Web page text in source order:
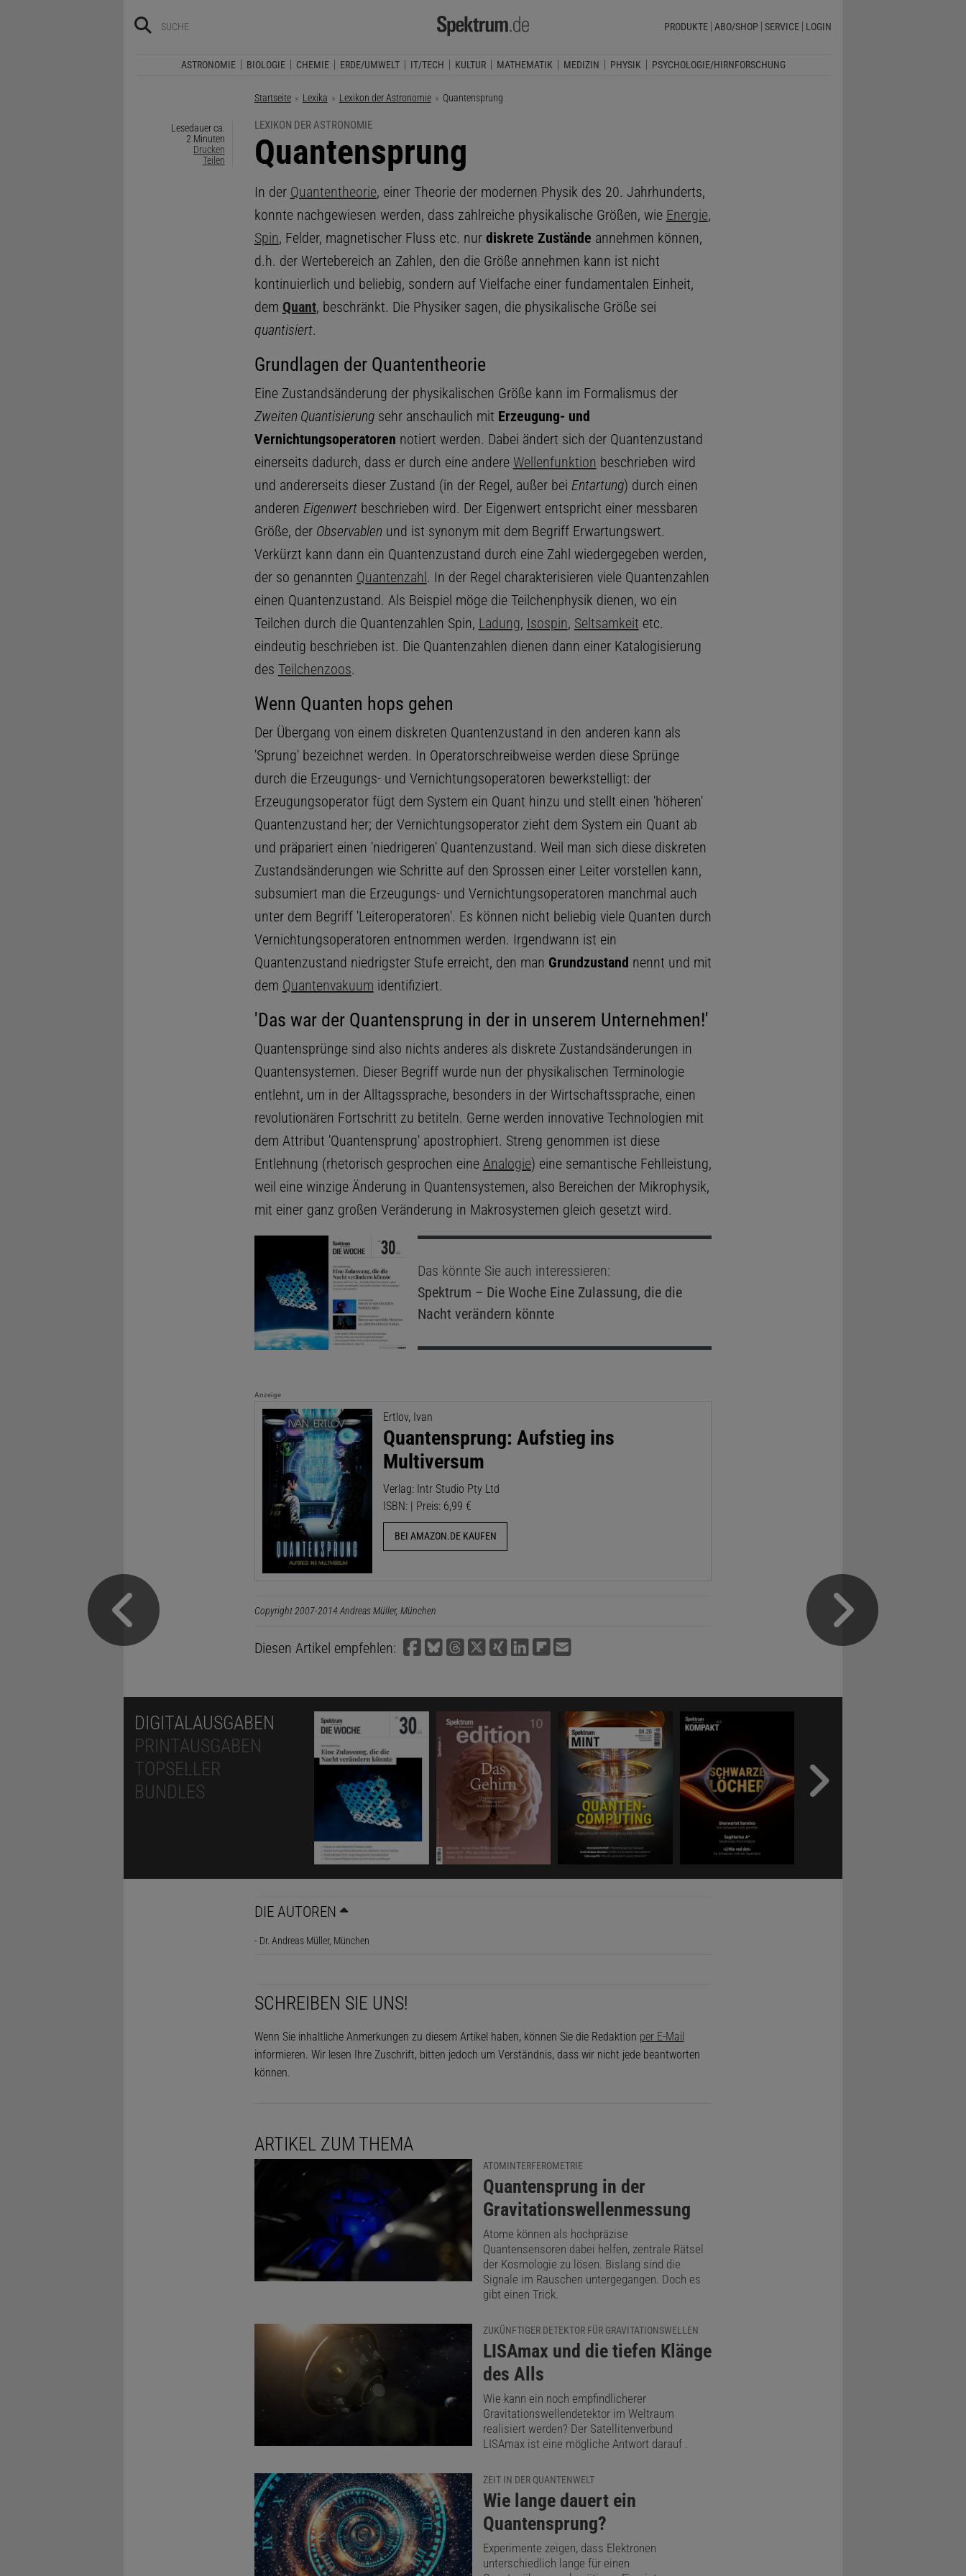
PRODUKTE ABO/SHOP SERVICE LOGIN
ASTRONOMIE BIOLOGIE CHEMIE ERDE/UMWELT IT/TECH KULTUR MATHEMATIK MEDIZIN PHYSIK PSYCHOLOGIE/HIRNFORSCHUNG
Startseite Lexika Lexikon der Astronomie Aktuelle Seite:
Quantensprung
Lesedauer ca.
2 Minuten
Drucken
Teilen
LEXIKON DER ASTRONOMIE
:
Quantensprung
In der Quantentheorie, einer Theorie der modernen Physik des 20. Jahrhunderts,
konnte nachgewiesen werden, dass zahlreiche physikalische Größen, wie Energie,
Spin, Felder, magnetischer Fluss etc. nur diskrete Zustände annehmen können,
d.h. der Wertebereich an Zahlen, den die Größe annehmen kann ist nicht
kontinuierlich und beliebig, sondern auf Vielfache einer fundamentalen Einheit,
dem Quant, beschränkt. Die Physiker sagen, die physikalische Größe sei
quantisiert.
Grundlagen der Quantentheorie
Eine Zustandsänderung der physikalischen Größe kann im Formalismus der
Zweiten Quantisierungsehr anschaulich mit Erzeugung- und
Vernichtungsoperatoren notiert werden. Dabei ändert sich der Quantenzustand
einerseits dadurch, dass er durch eine andere Wellenfunktion beschrieben wird
und andererseits dieser Zustand (in der Regel, außer bei Entartung) durch einen
anderen Eigenwertbeschrieben wird. Der Eigenwert entspricht einer messbaren
Größe, der Observablen und ist synonym mit dem Begriff Erwartungswert.
Verkürzt kann dann ein Quantenzustand durch eine Zahl wiedergegeben werden,
der so genannten Quantenzahl. In der Regel charakterisieren viele Quantenzahlen
einen Quantenzustand. Als Beispiel möge die Teilchenphysik dienen, wo ein
Teilchen durch die Quantenzahlen Spin, Ladung, Isospin, Seltsamkeit etc.
eindeutig beschrieben ist. Die Quantenzahlen dienen dann einer Katalogisierung
des Teilchenzoos.
Wenn Quanten hops gehen
Der Übergang von einem diskreten Quantenzustand in den anderen kann als
'Sprung' bezeichnet werden. In Operatorschreibweise werden diese Sprünge
durch die Erzeugungs- und Vernichtungsoperatoren bewerkstelligt: der
Erzeugungsoperator fügt dem System ein Quant hinzu und stellt einen 'höheren'
Quantenzustand her; der Vernichtungsoperator zieht dem System ein Quant ab
und präpariert einen 'niedrigeren' Quantenzustand. Weil man sich diese diskreten
Zustandsänderungen wie Schritte auf den Sprossen einer Leiter vorstellen kann,
subsumiert man die Erzeugungs- und Vernichtungsoperatoren manchmal auch
unter dem Begriff 'Leiteroperatoren'. Es können nicht beliebig viele Quanten durch
Vernichtungsoperatoren entnommen werden. Irgendwann ist ein
Quantenzustand niedrigster Stufe erreicht, den man Grundzustand nennt und mit
dem Quantenvakuum identifiziert.
'Das war der Quantensprung in der in unserem Unternehmen!'
Quantensprünge sind also nichts anderes als diskrete Zustandsänderungen in
Quantensystemen. Dieser Begriff wurde nun der physikalischen Terminologie
entlehnt, um in der Alltagssprache, besonders in der Wirtschaftssprache, einen
revolutionären Fortschritt zu betiteln. Gerne werden innovative Technologien mit
dem Attribut 'Quantensprung' apostrophiert. Streng genommen ist diese
Entlehnung (rhetorisch gesprochen eine Analogie) eine semantische Fehlleistung,
weil eine winzige Änderung in Quantensystemen, also Bereichen der Mikrophysik,
mit einer ganz großen Veränderung in Makrosystemen gleich gesetzt wird.
Das könnte Sie auch interessieren:
Spektrum – Die WocheEine Zulassung, die die
Nacht verändern könnte
Anzeige
Ertlov, Ivan
Quantensprung: Aufstieg ins
Multiversum
Verlag: Intr Studio Pty Ltd
ISBN: | Preis: 6,99 €
BEI AMAZON.DE KAUFEN
Copyright 2007-2014 Andreas Müller, München
Diesen Artikel empfehlen:
DIGITALAUSGABEN
PRINTAUSGABEN
TOPSELLER
BUNDLES
DIE AUTOREN
- Dr. Andreas Müller, München
SCHREIBEN SIE UNS!
Wenn Sie inhaltliche Anmerkungen zu diesem Artikel haben, können Sie die Redaktion per E-Mail
informieren. Wir lesen Ihre Zuschrift, bitten jedoch um Verständnis, dass wir nicht jede beantworten
können.
ARTIKEL ZUM THEMA
ATOMINTERFEROMETRIE
:
Quantensprung in der
Gravitationswellenmessung
Atome können als hochpräzise
Quantensensoren dabei helfen, zentrale Rätsel
der Kosmologie zu lösen. Bislang sind die
Signale im Rauschen untergegangen. Doch es
gibt einen Trick.
ZUKÜNFTIGER DETEKTOR FÜR GRAVITATIONSWELLEN
:
LISAmax und die tiefen Klänge
des Alls
Wie kann ein noch empfindlicherer
Gravitationswellendetektor im Weltraum
realisiert werden? Der Satellitenverbund
LISAmax ist eine mögliche Antwort darauf .
ZEIT IN DER QUANTENWELT
:
Wie lange dauert ein
Quantensprung?
Experimente zeigen, dass Elektronen
unterschiedlich lange für einen